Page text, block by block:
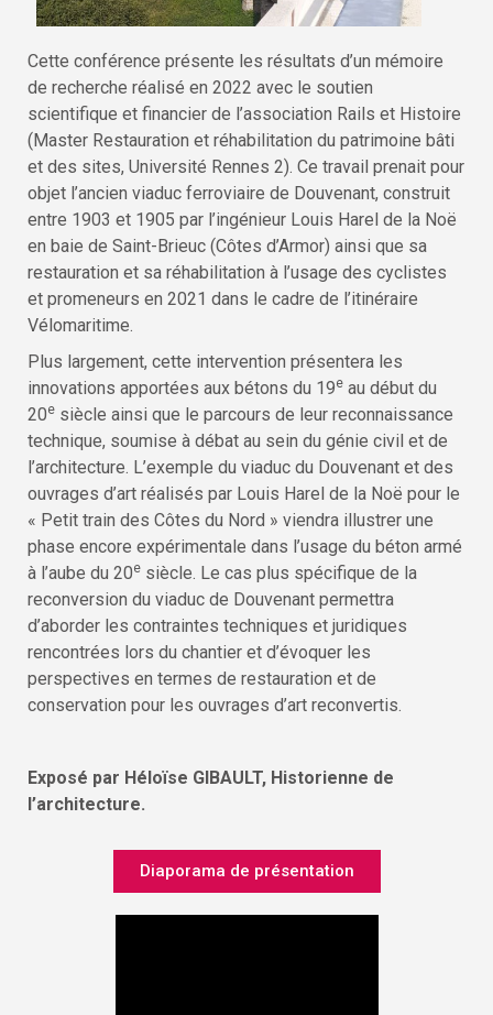
Cette conférence présente les résultats d’un mémoire
de recherche réalisé en 2022 avec le soutien
scientifique et financier de l’association Rails et Histoire
(Master Restauration et réhabilitation du patrimoine bâti
et des sites, Université Rennes 2). Ce travail prenait pour
objet l’ancien viaduc ferroviaire de Douvenant, construit
entre 1903 et 1905 par l’ingénieur Louis Harel de la Noë
en baie de Saint-Brieuc (Côtes d’Armor) ainsi que sa
restauration et sa réhabilitation à l’usage des cyclistes
et promeneurs en 2021 dans le cadre de l’itinéraire
Vélomaritime.
Plus largement, cette intervention présentera les
innovations apportées aux bétons du 19e au début du
20e siècle ainsi que le parcours de leur reconnaissance
technique, soumise à débat au sein du génie civil et de
l’architecture. L’exemple du viaduc du Douvenant et des
ouvrages d’art réalisés par Louis Harel de la Noë pour le
« Petit train des Côtes du Nord » viendra illustrer une
phase encore expérimentale dans l’usage du béton armé
à l’aube du 20e siècle. Le cas plus spécifique de la
reconversion du viaduc de Douvenant permettra
d’aborder les contraintes techniques et juridiques
rencontrées lors du chantier et d’évoquer les
perspectives en termes de restauration et de
conservation pour les ouvrages d’art reconvertis.
Exposé par Héloïse GIBAULT, Historienne de
l’architecture.
Diaporama de présentation